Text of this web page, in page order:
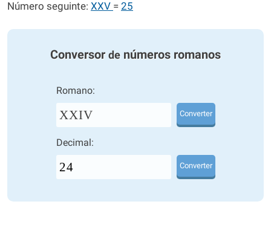
Número seguinte: XXV = 25
Conversor de números romanos
Romano:
XXIV Converter
Decimal:
Converter